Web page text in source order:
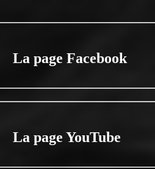
La page Facebook
La page YouTube